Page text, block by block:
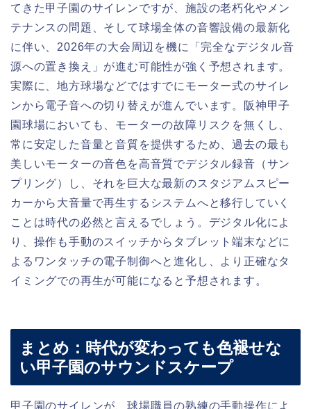
てきた甲子園のサイレンですが、施設の老朽化やメン
テナンスの問題、そして球場全体の音響設備の最新化
に伴い、2026年の大会周辺を機に「完全なデジタル音
源への置き換え」が進む可能性が強く予想されます。
実際に、地方球場などではすでにモーター式のサイレ
ンから電子音への切り替えが進んでいます。阪神甲子
園球場においても、モーターの故障リスクを無くし、
常に安定した音量と音質を提供するため、過去の最も
美しいモーターの音色を高音質でデジタル録音（サン
プリング）し、それを巨大な最新のスタジアムスピー
カーから大音量で再生するシステムへと移行していく
ことは時代の必然と言えるでしょう。デジタル化によ
り、操作も手動のスイッチからタブレット端末などに
よるワンタッチの電子制御へと進化し、より正確なタ
イミングでの再生が可能になると予想されます。
まとめ：時代が変わっても色褪せな
い甲子園のサウンドスケープ
甲子園のサイレンが、球場職員の熟練の手動操作によ